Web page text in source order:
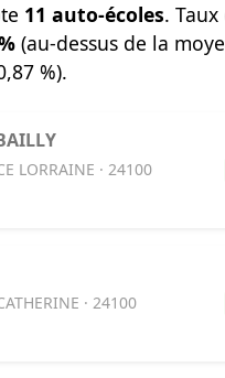
11 auto-écoles.
(au-dessus de la
%).
LORRAINE · 24100
· 24100